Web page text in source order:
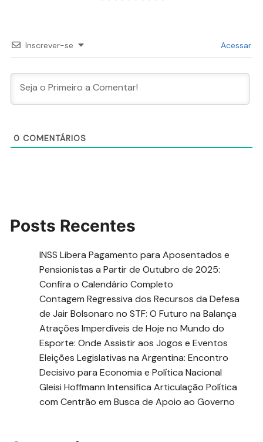
Inscrever-se Acessar
0 COMENTÁRIOS
Posts Recentes
INSS Libera Pagamento para Aposentados e
Pensionistas a Partir de Outubro de 2025:
Confira o Calendário Completo
Contagem Regressiva dos Recursos da Defesa
de Jair Bolsonaro no STF: O Futuro na Balança
Atrações Imperdíveis de Hoje no Mundo do
Esporte: Onde Assistir aos Jogos e Eventos
Eleições Legislativas na Argentina: Encontro
Decisivo para Economia e Política Nacional
Gleisi Hoffmann Intensifica Articulação Política
com Centrão em Busca de Apoio ao Governo